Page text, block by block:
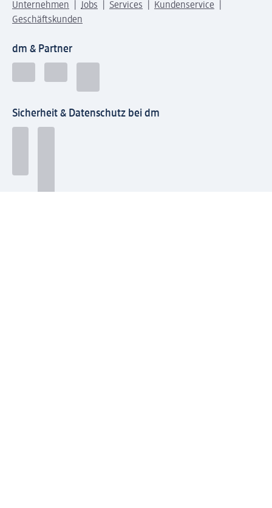
Unternehmen Jobs Services
Kundenservice
Geschäftskunden
dm & Partner
Sicherheit & Datenschutz bei dm